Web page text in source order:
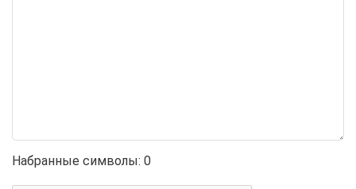
Набранные символы: 0